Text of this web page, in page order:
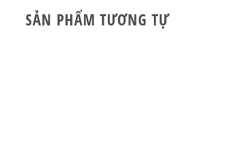
SẢN PHẨM TƯƠNG TỰ